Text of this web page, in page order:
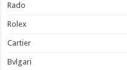
Rado
Rolex
Cartier
Bvlgari